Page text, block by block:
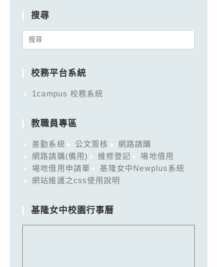
搜尋
Search
校務平台系統
1campus 校務系統
教職員專區
差勤系統 公文簽核
網路請購
網路請購(備用)
維修登記
場地借用
場地借用申請單
基隆女中Newplus系統
網站維護之css使用說明
基隆女中校園行事曆